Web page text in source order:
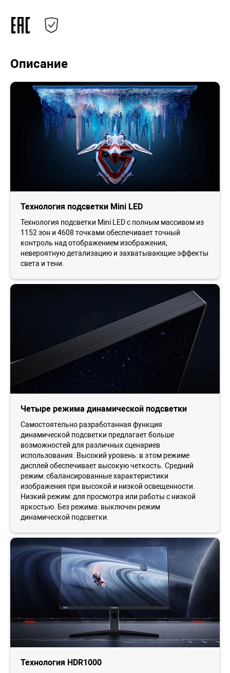
Описание
Технология подсветки Mini LED
Технология подсветки Mini LED с полным массивом из
1152 зон и 4608 точками обеспечивает точный
контроль над отображением изображения,
невероятную детализацию и захватывающие эффекты
света и тени.
Четыре режима динамической подсветки
Самостоятельно разработанная функция
динамической подсветки предлагает больше
возможностей для различных сценариев
использования. Высокий уровень: в этом режиме
дисплей обеспечивает высокую четкость. Средний
режим: сбалансированные характеристики
изображения при высокой и низкой освещенности.
Низкий режим: для просмотра или работы с низкой
яркостью. Без режима: выключен режим
динамической подсветки.
Технология HDR1000